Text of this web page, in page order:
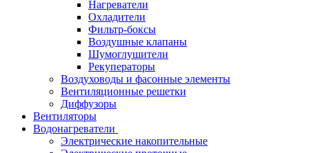
Нагреватели
Охладители
Фильтр-боксы
Воздушные клапаны
Шумоглушители
Рекуператоры
Воздуховоды и фасонные элементы
Вентиляционные решетки
Диффузоры
Вентиляторы
Водонагреватели
Электрические накопительные